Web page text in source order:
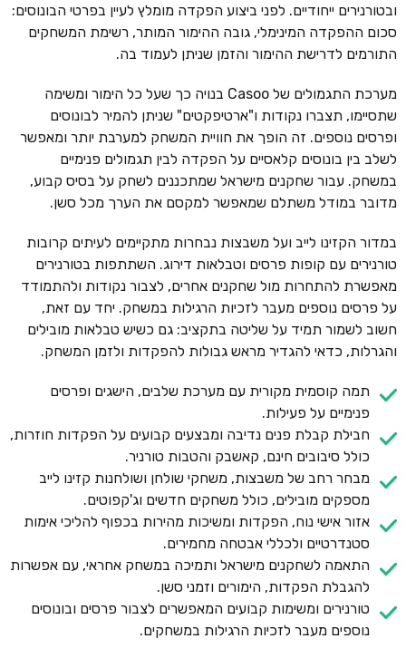
ובטורנירים ייחודיים. לפני ביצוע הפקדה מומלץ לעיין בפרטי הבונוסים:
סכום ההפקדה המינימלי, גובה ההימור המותר, רשימת המשחקים
התורמים לדרישת ההימור והזמן שניתן לעמוד בה.
מערכת התגמולים של Casoo בנויה כך שעל כל הימור ומשימה
שתסיימו, תצברו נקודות ו"ארטיפקטים" שניתן להמיר לבונוסים
ופרסים נוספים. זה הופך את חוויית המשחק למערבת יותר ומאפשר
לשלב בין בונוסים קלאסיים על הפקדה לבין תגמולים פנימיים
במשחק. עבור שחקנים מישראל שמתכננים לשחק על בסיס קבוע,
מדובר במודל משתלם שמאפשר למקסם את הערך מכל סשן.
במדור הקזינו לייב ועל משבצות נבחרות מתקיימים לעיתים קרובות
טורנירים עם קופות פרסים וטבלאות דירוג. השתתפות בטורנירים
מאפשרת להתחרות מול שחקנים אחרים, לצבור נקודות ולהתמודד
על פרסים נוספים מעבר לזכיות הרגילות במשחק. יחד עם זאת,
חשוב לשמור תמיד על שליטה בתקציב: גם כשיש טבלאות מובילים
והגרלות, כדאי להגדיר מראש גבולות להפקדות ולזמן המשחק.
תמה קוסמית מקורית עם מערכת שלבים, הישגים ופרסים
פנימיים על פעילות.
חבילת קבלת פנים נדיבה ומבצעים קבועים על הפקדות חוזרות,
כולל סיבובים חינם, קאשבק והטבות טורניר.
מבחר רחב של משבצות, משחקי שולחן ושולחנות קזינו לייב
מספקים מובילים, כולל משחקים חדשים וג'קפוטים.
אזור אישי נוח, הפקדות ומשיכות מהירות בכפוף להליכי אימות
סטנדרטיים ולכללי אבטחה מחמירים.
התאמה לשחקנים מישראל ותמיכה במשחק אחראי, עם אפשרות
להגבלת הפקדות, הימורים וזמני סשן.
טורנירים ומשימות קבועים המאפשרים לצבור פרסים ובונוסים
נוספים מעבר לזכיות הרגילות במשחקים.